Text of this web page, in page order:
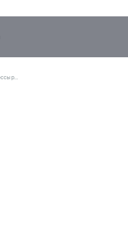
Максим Юдин. Безопасность и/или свобода – культура и процессы разработки